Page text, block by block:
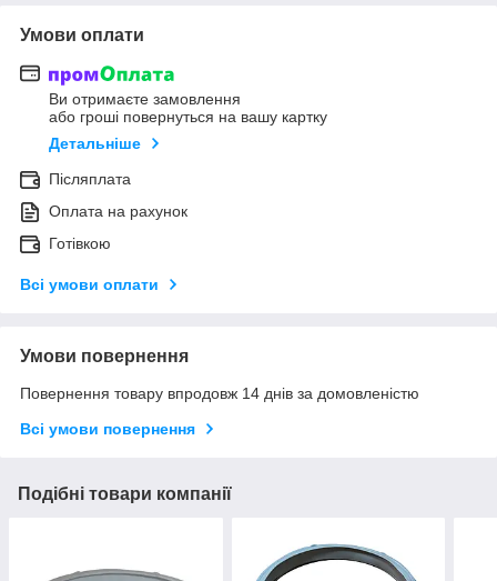
Умови оплати
Ви отримаєте замовлення
або гроші повернуться на вашу картку
Детальніше
Післяплата
Оплата на рахунок
Готівкою
Всі умови оплати
Умови повернення
Повернення товару впродовж 14 днів за домовленістю
Всі умови повернення
Подібні товари компанії